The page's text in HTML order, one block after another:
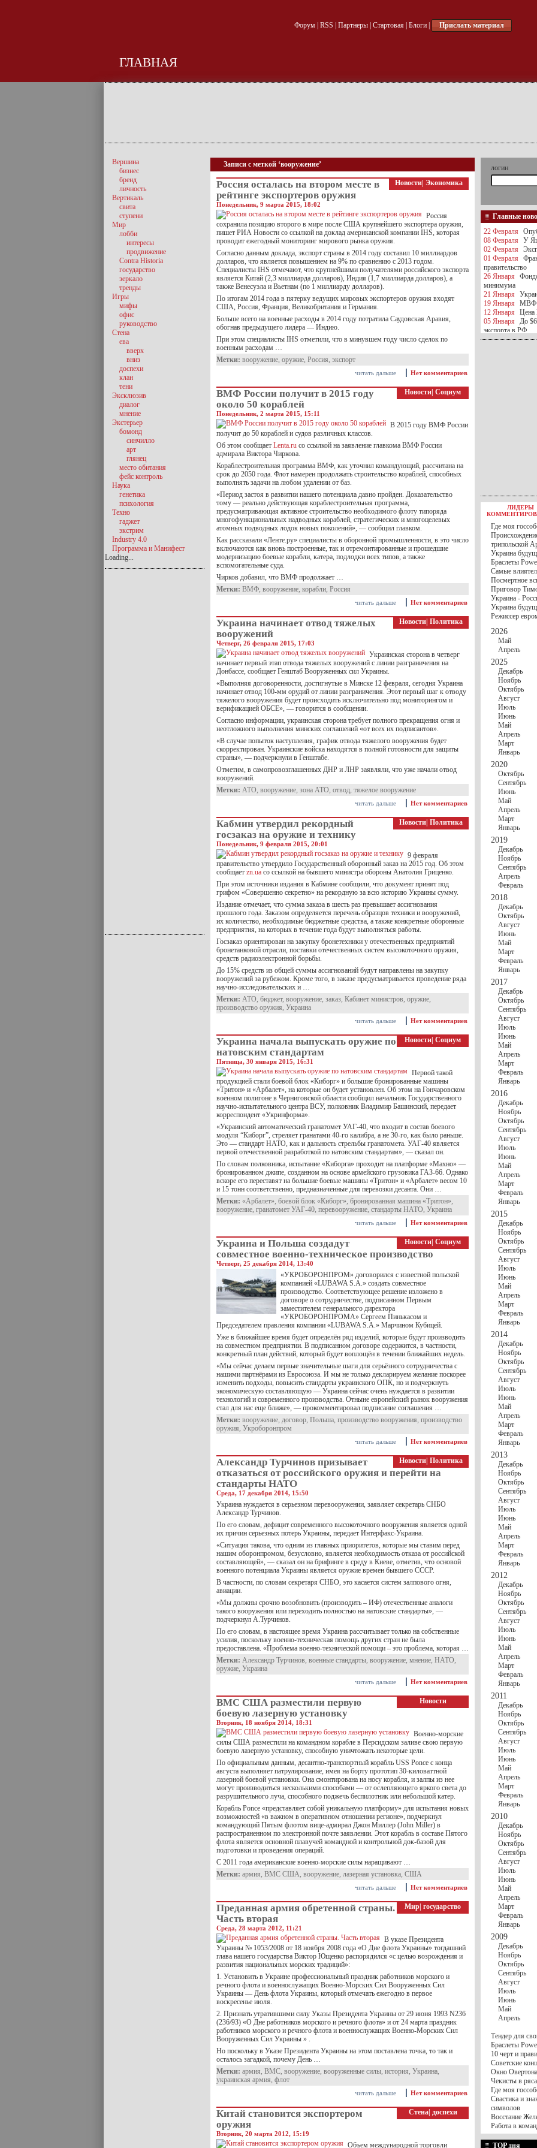
Форум| RSS Партнеры| Стартовая| Блоги| Прислать материал
ГЛАВНАЯ
Записи с меткой ‘вооружение’
Новости Экономика
Россия осталась на втором месте в
рейтинге экспортеров оружия
Понедельник, 9 марта 2015, 18:02
Россия
сохранила позицию второго в мире после США крупнейшего экспортера оружия,
пишет РИА Новости со ссылкой на доклад американской компании IHS, которая
проводит ежегодный мониторинг мирового рынка оружия.
Согласно данным доклада, экспорт страны в 2014 году составил 10 миллиардов
долларов, что является повышением на 9% по сравнению с 2013 годом.
Специалисты IHS отмечают, что крупнейшими получателями российского экспорта
является Китай (2,3 миллиарда долларов), Индия (1,7 миллиарда долларов), а
также Венесуэла и Вьетнам (по 1 миллиарду долларов).
По итогам 2014 года в пятерку ведущих мировых экспортеров оружия входят
США, Россия, Франция, Великобритания и Германия.
Больше всего на военные расходы в 2014 году потратила Саудовская Аравия,
обогнав предыдущего лидера — Индию.
При этом специалисты IHS отметили, что в минувшем году число сделок по
военным расходам …
Метки: вооружение, оружие, Россия, экспорт
Нет комментариев
читать дальше
Новости Социум
ВМФ России получит в 2015 году
около 50 кораблей
Понедельник, 2 марта 2015, 15:11
В 2015 году ВМФ России
получит до 50 кораблей и судов различных классов.
Об этом сообщает Lenta.ru со ссылкой на заявление главкома ВМФ России
адмирала Виктора Чиркова.
Кораблестроительная программа ВМФ, как уточнил командующий, рассчитана на
срок до 2050 года. Флот намерен продолжать строительство кораблей, способных
выполнять задачи на любом удалении от баз.
«Период застоя в развитии нашего потенциала давно пройден. Доказательство
тому — реально действующая кораблестроительная программа,
предусматривающая активное строительство необходимого флоту типоряда
многофункциональных надводных кораблей, стратегических и многоцелевых
атомных подводных лодок новых поколений», — сообщил главком.
Как рассказали «Ленте.ру» специалисты в оборонной промышленности, в это число
включаются как вновь построенные, так и отремонтированные и прошедшие
модернизацию боевые корабли, катера, подлодки всех типов, а также
вспомогательные суда.
Чирков добавил, что ВМФ продолжает …
Метки: ВМФ, вооружение, корабли, Россия
Нет комментариев
читать дальше
Новости Политика
Украина начинает отвод тяжелых
вооружений
Четверг, 26 февраля 2015, 17:03
Украинская сторона в четверг
начинает первый этап отвода тяжелых вооружений с линии разграничения на
Донбассе, сообщает Генштаб Вооруженных сил Украины.
«Выполняя договоренности, достигнутые в Минске 12 февраля, сегодня Украина
начинает отвод 100-мм орудий от линии разграничения. Этот первый шаг к отводу
тяжелого вооружения будет происходить исключительно под мониторингом и
верификацией ОБСЕ», — говорится в сообщении.
Согласно информации, украинская сторона требует полного прекращения огня и
неотложного выполнения минских соглашений «от всех их подписантов».
«В случае попыток наступления, график отвода тяжелого вооружения будет
скорректирован. Украинские войска находятся в полной готовности для защиты
страны», — подчеркнули в Генштабе.
Отметим, в самопровозглашенных ДНР и ЛНР заявляли, что уже начали отвод
вооружений.
Метки: АТО, вооружение, зона АТО, отвод, тяжелое вооружение
Нет комментариев
читать дальше
Новости Политика
Кабмин утвердил рекордный
госзаказ на оружие и технику
Понедельник, 9 февраля 2015, 20:01
9 февраля
правительство утвердило Государственный оборонный заказ на 2015 год. Об этом
сообщает zn.ua со ссылкой на бывшего министра обороны Анатолия Гриценко.
При этом источники издания в Кабмине сообщили, что документ принят под
грифом «Совершенно секретно» на рекордную за всю историю Украины сумму.
Издание отмечает, что сумма заказа в шесть раз превышает ассигнования
прошлого года. Заказом определяется перечень образцов техники и вооружений,
их количество, необходимые бюджетные средства, а также конкретные оборонные
предприятия, на которых в течение года будут выполняться работы.
Госзаказ ориентирован на закупку бронетехники у отечественных предприятий
бронетанковой отрасли, поставки отечественных систем высокоточного оружия,
средств радиоэлектронной борьбы.
До 15% средств из общей суммы ассигнований будут направлены на закупку
вооружений за рубежом. Кроме того, в заказе предусматривается проведение ряда
научно-исследовательских и …
Метки: АТО, бюджет, вооружение, заказ, Кабинет министров, оружие,
производство оружия, Украина
Нет комментариев
читать дальше
Новости Социум
Украина начала выпускать оружие по
натовским стандартам
Пятница, 30 января 2015, 16:31
Первой такой
продукцией стали боевой блок «Киборг» и большие бронированные машины
«Тритон» и «Арбалет», на которые он будет установлен. Об этом на Гончаровском
военном полигоне в Черниговской области сообщил начальник Государственного
научно-испытательного центра ВСУ, полковник Владимир Башинский, передает
корреспондент «Укринформа».
«Украинский автоматический гранатомет УАГ-40, что входит в состав боевого
модуля “Киборг”, стреляет гранатами 40-го калибра, а не 30-го, как было раньше.
Это — стандарт НАТО, как и дальность стрельбы гранатомета. УАГ-40 является
первой отечественной разработкой по натовским стандартам», — сказал он.
По словам полковника, испытание «Киборга» проходит на платформе «Махно» —
бронированном джипе, созданном на основе армейского грузовика ГАЗ-66. Однако
вскоре его переставят на большие боевые машины «Тритон» и «Арбалет» весом 10
и 15 тонн соответственно, предназначенные для перевозки десанта. Они …
Метки: «Арбалет», боевой блок «Киборг», бронированная машина «Тритон»,
вооружение, гранатомет УАГ-40, перевооружение, стандарты НАТО, Украина
Нет комментариев
читать дальше
Новости Социум
Украина и Польша создадут
совместное военно-техническое производство
Четверг, 25 декабря 2014, 13:40
«УКРОБОРОНПРОМ» договорился с известной польской
компанией «LUBAWA S.A.» создать совместное
производство. Соответствующее решение изложено в
договоре о сотрудничестве, подписанном Первым
заместителем генерального директора
«УКРОБОРОНПРОМА» Сергеем Пинькасом и
Председателем правления компании «LUBAWA S.A.» Марчином Кубицей.
Уже в ближайшее время будет определён ряд изделий, которые будут производить
на совместном предприятии. В подписанном договоре содержится, в частности,
конкретный план действий, который будет воплощён в течении ближайших недель.
«Мы сейчас делаем первые значительные шаги для серьёзного сотрудничества с
нашими партнёрами из Евросоюза. И мы не только декларируем желание поскорее
изменить подходы, повысить стандарты украинского ОПК, но и подчеркнуть
экономическую составляющую — Украина сейчас очень нуждается в развитии
технологий и современного производства. Отныне европейский рынок вооружения
стал для нас еще ближе», — прокомментировал подписание соглашения …
Метки: вооружение, договор, Польша, производство вооружения, производство
оружия, Укроборонпром
Нет комментариев
читать дальше
Новости Политика
Александр Турчинов призывает
отказаться от российского оружия и перейти на
стандарты НАТО
Среда, 17 декабря 2014, 15:50
Украина нуждается в серьезном перевооружении, заявляет секретарь СНБО
Александр Турчинов.
По его словам, дефицит современного высокоточного вооружения является одной
их причин серьезных потерь Украины, передает Интерфакс-Украина.
«Ситуация такова, что одним из главных приоритетов, которые мы ставим перед
нашим оборонпромом, безусловно, является необходимость отказа от российской
составляющей», — сказал он на брифинге в среду в Киеве, отметив, что основой
военного потенциала Украины является оружие времен бывшего СССР.
В частности, по словам секретаря СНБО, это касается систем залпового огня,
авиации.
«Мы должны срочно возобновить (производить – ИФ) отечественные аналоги
такого вооружения или переходить полностью на натовские стандарты», —
подчеркнул А.Турчинов.
По его словам, в настоящее время Украина рассчитывает только на собственные
усилия, поскольку военно-техническая помощь других стран не была
предоставлена. «Проблема военно-технической помощи – это проблема, которая …
Метки: Александр Турчинов, военные стандарты, вооружение, мнение, НАТО,
оружие, Украина
Нет комментариев
читать дальше
Новости
ВМС США разместили первую
боевую лазерную установку
Вторник, 18 ноября 2014, 18:31
Военно-морские
силы США разместили на командном корабле в Персидском заливе свою первую
боевую лазерную установку, способную уничтожать некоторые цели.
По официальным данным, десантно-транспортный корабль USS Ponce с конца
августа выполняет патрулирование, имея на борту прототип 30-киловаттной
лазерной боевой установки. Она смонтирована на носу корабля, и залпы из нее
могут производиться несколькими способами — от ослепляющего яркого света до
разрушительного луча, способного поджечь беспилотник или небольшой катер.
Корабль Ponce «представляет собой уникальную платформу» для испытания новых
возможностей «в важном в оперативном отношении регионе», подчеркнул
командующий Пятым флотом вице-адмирал Джон Миллер (John Miller) в
распространенном по электронной почте заявлении. Этот корабль в составе Пятого
флота является основной плавучей командной и контрольной док-базой для
подготовки и проведения операций.
С 2011 года американские военно-морские силы наращивают …
Метки: армия, ВМС США, вооружение, лазерная установка, США
Нет комментариев
читать дальше
Мир государство
Преданная армия обретенной страны.
Часть вторая
Среда, 28 марта 2012, 11:21
В указе Президента
Украины № 1053/2008 от 18 ноября 2008 года «О Дне флота Украины» тогдашний
глава нашего государства Виктор Ющенко распорядился «с целью возрождения и
развития национальных морских традиций»:
1. Установить в Украине профессиональный праздник работников морского и
речного флота и военнослужащих Военно-Морских Сил Вооруженных Сил
Украины — День флота Украины, который отмечать ежегодно в первое
воскресенье июля.
2. Признать утратившими силу Указы Президента Украины от 29 июня 1993 N236
(236/93) «О Дне работников морского и речного флота» и от 24 марта праздник
работников морского и речного флота и военнослужащих Военно-Морских Сил
Вооруженных Сил Украины » .
Но поскольку в Указе Президента Украины на этом поставлена точка, то так и
осталось загадкой, почему День …
Метки: армия, ВМС, вооружение, вооруженные силы, история, Украина,
украинская армия, флот
Нет комментариев
читать дальше
Стена| доспехи
Китай становится экспортером
оружия
Вторник, 20 марта 2012, 15:19
Объем международной торговли
Вершина
бизнес
бренд
личность
Вертикаль
свита
ступени
Мир
лобби
интересы
продвижение
Contra Historia
государство
зеркало
тренды
Игры
мифы
офис
руководство
Стена
ева
вверх
вниз
доспехи
клан
тени
Эксклюзив
диалог
мнение
Экстерьер
бомонд
синчилло
арт
глянец
место обитания
фейс контроль
Наука
генетика
психология
Техно
гаджет
экстрим
Industry 4.0
Программа и Манифест
Loading...
логин
Главные
22 Февраля
08 Февраля
У
02 Февраля
01 Февраля
правительство
26 Января
минимума
21 Января
19 Января
МВФ
12 Января
Цена
05 Января
До
экспорта в РФ
05 Января
Киев
30 Ноября С 1
30 Ноября
РФ
27 Ноября
ВВП
госбюджете
27 Ноября
Турции
17 Ноября
шестилетнего
16 Ноября
13 Ноября
10 Ноября
10 Ноября
особом статусе
03 Ноября
ЛИДЕРЫ
Где моя
трипольской
Украина
Браслеты
Самые
Посмертное
Приговор
Украина -
Украина
Режиссер
2026
Май
Апрель
2025
Декабрь
Ноябрь
Октябрь
Август
Июль
Июнь
Май
Апрель
Март
Январь
2020
Октябрь
Сентябрь
Июнь
Май
Апрель
Март
Январь
2019
Декабрь
Ноябрь
Сентябрь
Апрель
Февраль
2018
Декабрь
Октябрь
Август
Июнь
Май
Март
Февраль
Январь
2017
Декабрь
Октябрь
Сентябрь
Август
Июль
Июнь
Май
Апрель
Март
Февраль
Январь
2016
Декабрь
Ноябрь
Октябрь
Сентябрь
Август
Июль
Июнь
Май
Апрель
Март
Февраль
Январь
2015
Декабрь
Ноябрь
Октябрь
Сентябрь
Август
Июль
Июнь
Май
Апрель
Март
Февраль
Январь
2014
Декабрь
Ноябрь
Октябрь
Сентябрь
Август
Июль
Июнь
Май
Апрель
Март
Февраль
Январь
2013
Декабрь
Ноябрь
Октябрь
Сентябрь
Август
Июль
Июнь
Май
Апрель
Март
Февраль
Январь
2012
Декабрь
Ноябрь
Октябрь
Сентябрь
Август
Июль
Июнь
Май
Апрель
Март
Февраль
Январь
2011
Декабрь
Ноябрь
Октябрь
Сентябрь
Август
Июль
Июнь
Май
Апрель
Март
Февраль
Январь
2010
Декабрь
Ноябрь
Октябрь
Сентябрь
Август
Июль
Июнь
Май
Апрель
Март
Февраль
Январь
2009
Декабрь
Ноябрь
Октябрь
Сентябрь
Август
Июль
Июнь
Май
Апрель
Тендер для
Браслеты
10 черт и
Советские
Окно
Чекисты в
Где моя
Свастика и
символов
Восстание
Работа в
TOP дня